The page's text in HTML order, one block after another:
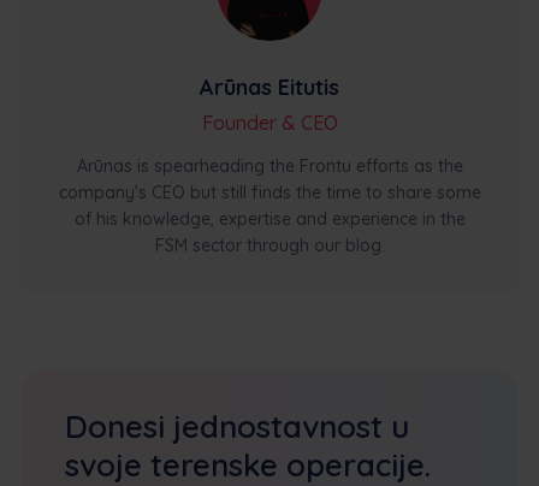
Arūnas Eitutis
Founder & CEO
Arūnas is spearheading the Frontu efforts as the
company’s CEO but still finds the time to share some
of his knowledge, expertise and experience in the
FSM sector through our blog.
Donesi jednostavnost u
svoje terenske operacije.